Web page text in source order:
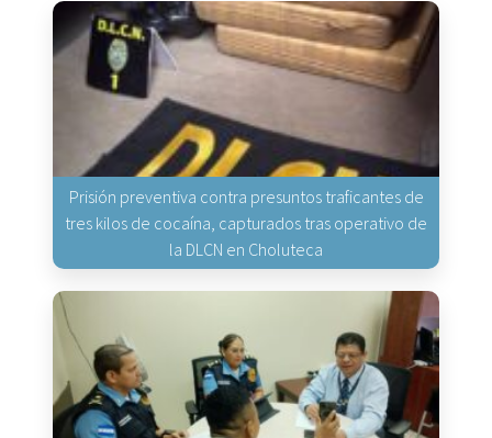
Prisión preventiva contra presuntos traficantes de
tres kilos de cocaína, capturados tras operativo de
la DLCN en Choluteca